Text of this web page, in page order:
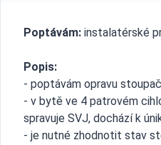
Poptávám: instalatérské
Popis:
- poptávám opravu
- v bytě ve 4 patrovém
spravuje SVJ, dochází k
- je nutné zhodnotit stav